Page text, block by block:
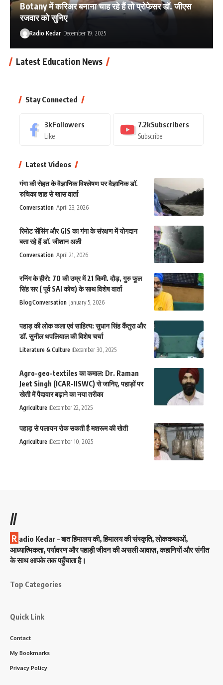
Botany में करिअर बनाना चाह रहे हैं तो प्रोफेसर डॉ. जीएस
रजवार को सुनिए
Radio Kedar December 19, 2025
Latest Education News
Stay Connected
3kFollowers
Like
7.2kSubscribers
Subscribe
Latest Videos
गंगा की सेहत के वैज्ञानिक विश्लेषण पर वैज्ञानिक डॉ.
रुचिका शाह से खास वार्ता
Conversation April 23, 2026
रिमोट सेंसिंग और GIS का गंगा के संरक्षण में योगदान
बता रहे हैं डॉ. जीशान अली
Conversation April 21, 2026
रनिंग के हीरो: 70 की उम्र में 21 किमी. दौड़, गुरु फूल
सिंह सर ( पूर्व SAI कोच) के साथ विशेष वार्ता
BlogConversation January 5, 2026
पहाड़ की लोक कला एवं साहित्य: सुधान सिंह कैंतुरा और
डॉ. सुनील थपलियाल की विशेष चर्चा
Literature & Culture December 30, 2025
Agro-geo-textiles का कमाल: Dr. Raman
Jeet Singh (ICAR-IISWC) से जानिए, पहाड़ों पर
खेती में पैदावार बढ़ाने का नया तरीका
Agriculture December 22, 2025
पहाड़ से पलायन रोक सकती है मशरूम की खेती
Agriculture December 10, 2025
//
R adio Kedar – बात हिमालय की, हिमालय की संस्कृति, लोककथाओं,
आध्यात्मिकता, पर्यावरण और पहाड़ी जीवन की असली आवाज़, कहानियों और संगीत
के साथ आपके तक पहुँचाता है।
Top Categories
Quick Link
Contact
My Bookmarks
Privacy Policy